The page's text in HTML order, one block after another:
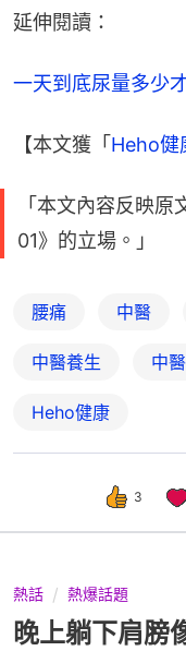
延伸閱讀：
一天到底尿量多少
【本文獲「 Heho健
「本文內容反映
01》的立場。」
腰痛 中醫
中醫養生 中醫
Heho健康
3
熱話 熱爆話題
晚上躺下肩膀